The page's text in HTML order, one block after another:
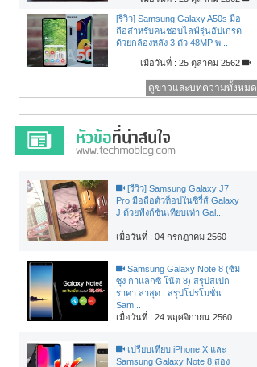
[รีวิว] Samsung Galaxy A50s มือ
ถือสำหรับคนชอบไลฟ์รุ่นอัปเกรด
ด้วยกล้องหลัง 3 ตัว 48MP พ...
เมื่อวันที่ : 25 ตุลาคม 2562
ดูข่าวและบทความทั้งหมด
[รีวิว] Samsung Galaxy J7
Pro มือถือตัวท็อปในซีรี่ส์ Galaxy
J ด้วยฟังก์ชันเทียบเท่า Gal...
เมื่อวันที่ : 04 กรกฏาคม 2560
Samsung Galaxy Note 8 (ซัม
ซุง กาแลกซี่ โน้ต 8) สรุปสเปก
ราคา ล่าสุด : สรุปโปรโมชั่น
Sam...
เมื่อวันที่ : 24 พฤศจิกายน 2560
เปรียบเทียบ iPhone X และ
Samsung Galaxy Note 8 สอง